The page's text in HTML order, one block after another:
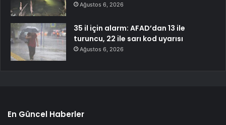
Ağustos 6, 2026
35 il için alarm: AFAD’dan 13 ile
turuncu, 22 ile sarı kod uyarısı
Ağustos 6, 2026
En Güncel Haberler